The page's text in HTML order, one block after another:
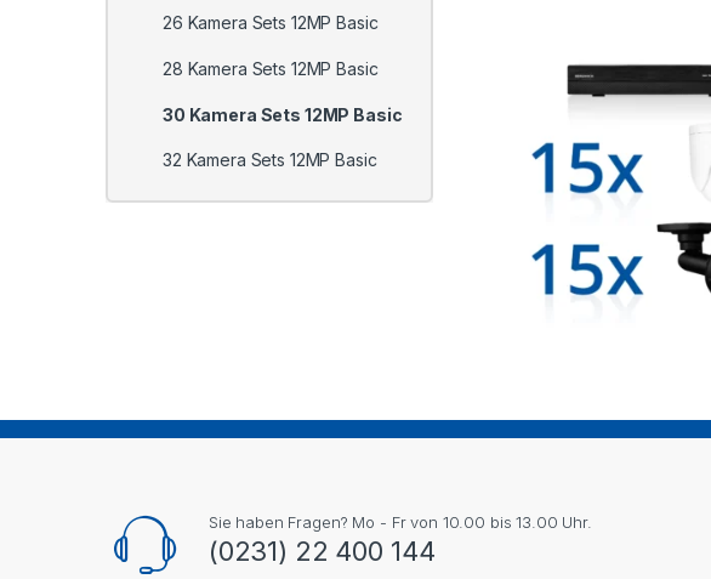
26 Kamera Sets 12MP Basic
28 Kamera Sets 12MP Basic
30 Kamera Sets 12MP Basic
32 Kamera Sets 12MP Basic
Sie haben Fragen? Mo - Fr von 10.00 bis 13.00 Uhr.
(0231) 22 400 144